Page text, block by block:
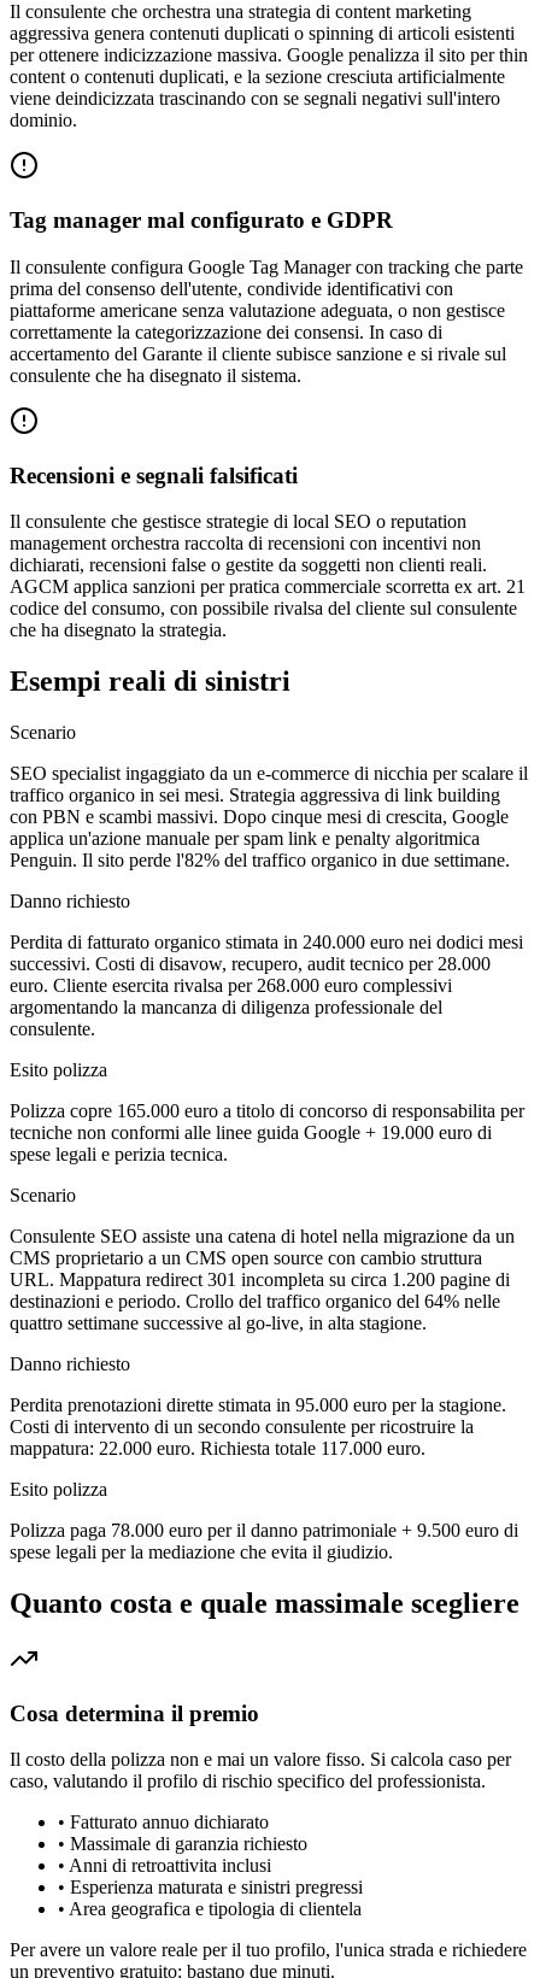
Il consulente che orchestra una strategia di content marketing
aggressiva genera contenuti duplicati o spinning di articoli esistenti
per ottenere indicizzazione massiva. Google penalizza il sito per thin
content o contenuti duplicati, e la sezione cresciuta artificialmente
viene deindicizzata trascinando con se segnali negativi sull'intero
dominio.
Tag manager mal configurato e GDPR
Il consulente configura Google Tag Manager con tracking che parte
prima del consenso dell'utente, condivide identificativi con
piattaforme americane senza valutazione adeguata, o non gestisce
correttamente la categorizzazione dei consensi. In caso di
accertamento del Garante il cliente subisce sanzione e si rivale sul
consulente che ha disegnato il sistema.
Recensioni e segnali falsificati
Il consulente che gestisce strategie di local SEO o reputation
management orchestra raccolta di recensioni con incentivi non
dichiarati, recensioni false o gestite da soggetti non clienti reali.
AGCM applica sanzioni per pratica commerciale scorretta ex art. 21
codice del consumo, con possibile rivalsa del cliente sul consulente
che ha disegnato la strategia.
Esempi reali di sinistri
Scenario
SEO specialist ingaggiato da un e-commerce di nicchia per scalare il
traffico organico in sei mesi. Strategia aggressiva di link building
con PBN e scambi massivi. Dopo cinque mesi di crescita, Google
applica un'azione manuale per spam link e penalty algoritmica
Penguin. Il sito perde l'82% del traffico organico in due settimane.
Danno richiesto
Perdita di fatturato organico stimata in 240.000 euro nei dodici mesi
successivi. Costi di disavow, recupero, audit tecnico per 28.000
euro. Cliente esercita rivalsa per 268.000 euro complessivi
argomentando la mancanza di diligenza professionale del
consulente.
Esito polizza
Polizza copre 165.000 euro a titolo di concorso di responsabilita per
tecniche non conformi alle linee guida Google + 19.000 euro di
spese legali e perizia tecnica.
Scenario
Consulente SEO assiste una catena di hotel nella migrazione da un
CMS proprietario a un CMS open source con cambio struttura
URL. Mappatura redirect 301 incompleta su circa 1.200 pagine di
destinazioni e periodo. Crollo del traffico organico del 64% nelle
quattro settimane successive al go-live, in alta stagione.
Danno richiesto
Perdita prenotazioni dirette stimata in 95.000 euro per la stagione.
Costi di intervento di un secondo consulente per ricostruire la
mappatura: 22.000 euro. Richiesta totale 117.000 euro.
Esito polizza
Polizza paga 78.000 euro per il danno patrimoniale + 9.500 euro di
spese legali per la mediazione che evita il giudizio.
Quanto costa e quale massimale scegliere
Cosa determina il premio
Il costo della polizza non e mai un valore fisso. Si calcola caso per
caso, valutando il profilo di rischio specifico del professionista.
• Fatturato annuo dichiarato
• Massimale di garanzia richiesto
• Anni di retroattivita inclusi
• Esperienza maturata e sinistri pregressi
• Area geografica e tipologia di clientela
Per avere un valore reale per il tuo profilo, l'unica strada e richiedere
un preventivo gratuito: bastano due minuti.